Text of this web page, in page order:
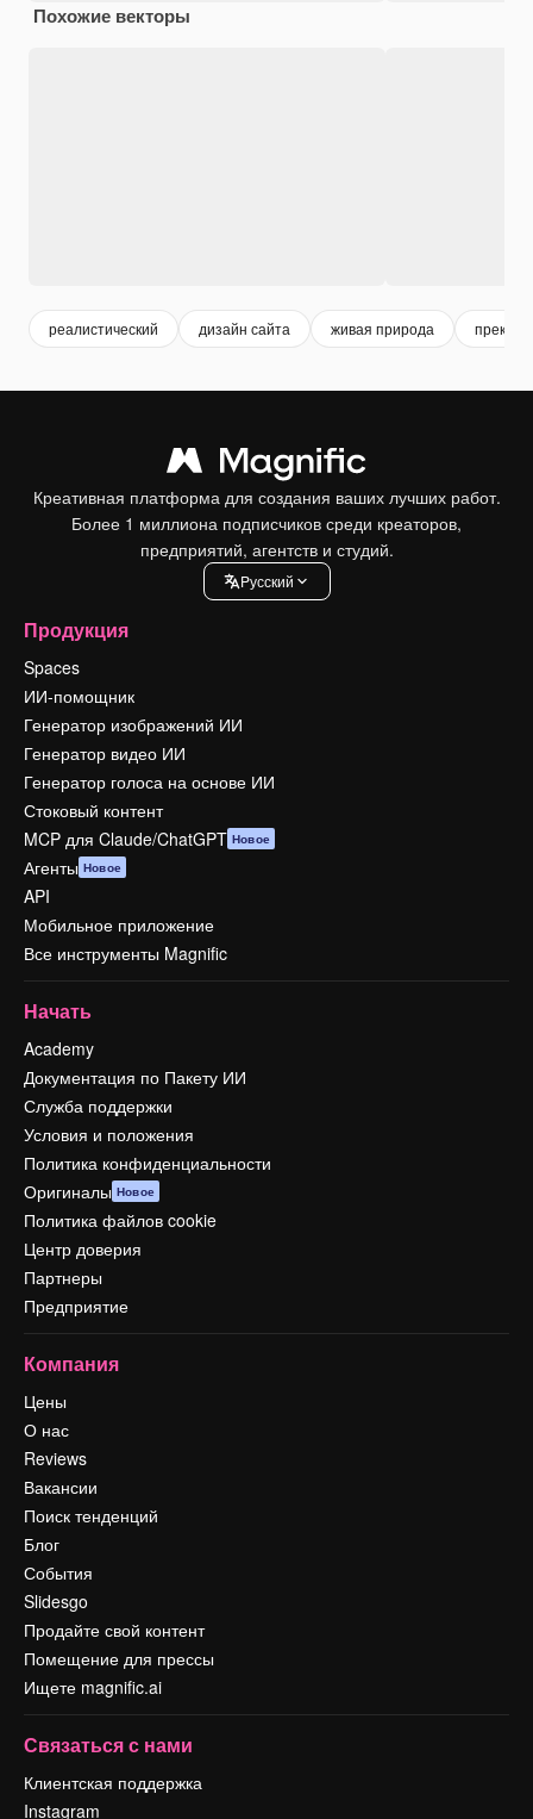
Похожие векторы
реалистический дизайн сайта живая природа
Креативная платформа для создания ваших лучших работ.
Более 1 миллиона подписчиков среди креаторов,
предприятий, агентств и студий.
Pусский
Продукция
Spaces
ИИ-помощник
Генератор изображений ИИ
Генератор видео ИИ
Генератор голоса на основе ИИ
Стоковый контент
MCP для Claude/ChatGPT Новое
Агенты Новое
API
Мобильное приложение
Все инструменты Magnific
Начать
Academy
Документация по Пакету ИИ
Служба поддержки
Условия и положения
Политика конфиденциальности
Оригиналы Новое
Политика файлов cookie
Центр доверия
Партнеры
Предприятие
Компания
Цены
О нас
Reviews
Вакансии
Поиск тенденций
Блог
События
Slidesgo
Продайте свой контент
Помещение для прессы
Ищете magnific.ai
Связаться с нами
Клиентская поддержка
Instagram